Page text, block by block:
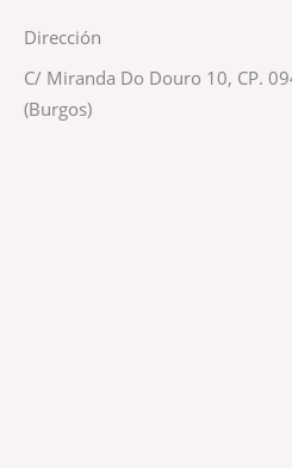
f
Dirección
C/ Miranda Do Douro 10, CP.
(Burgos)